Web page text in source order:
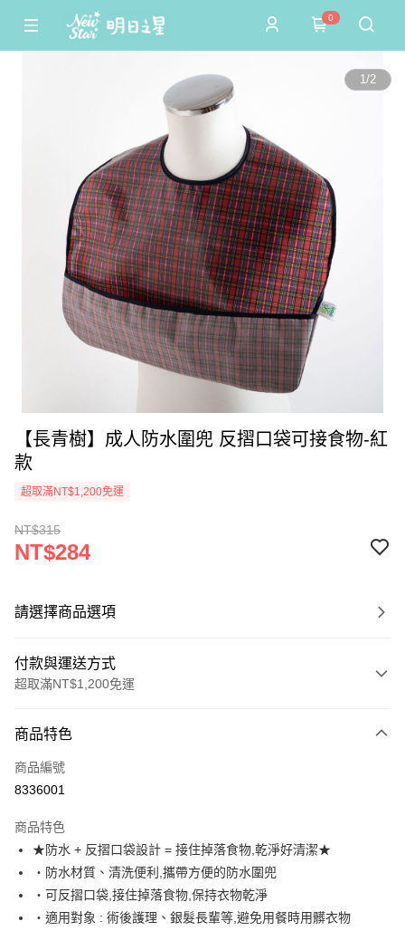
0
1/2
【長青樹】成人防水圍兜 反摺口袋可接食物-紅
款
超取滿NT$1,200免運
NT$315
NT$284
請選擇商品選項
付款與運送方式
超取滿NT$1,200免運
信用卡一次付款
超商取貨付款
Apple Pay
ATM付款
運送方式
商品特色
商品編號
8336001
商品特色
★防水 + 反摺口袋設計 = 接住掉落食物,乾淨好清潔★
・防水材質、清洗便利,攜帶方便的防水圍兜
・可反摺口袋,接住掉落食物,保持衣物乾淨
・適用對象 : 術後護理、銀髮長輩等,避免用餐時用髒衣物